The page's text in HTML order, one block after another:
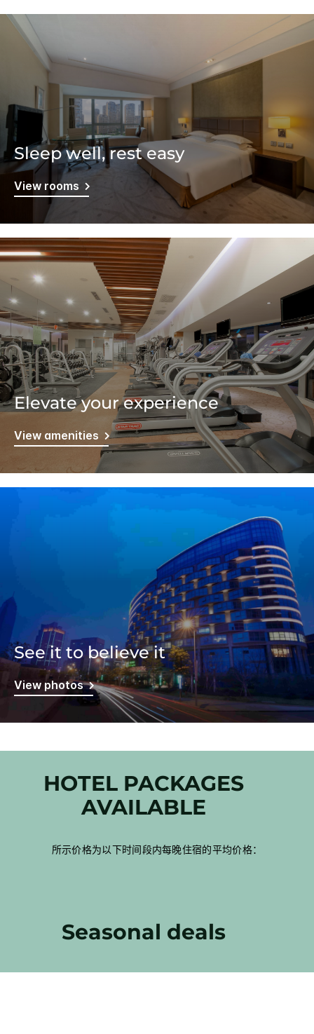
Sleep well, rest easy
View rooms
Elevate your experience
View amenities
See it to believe it
View photos
HOTEL PACKAGES
AVAILABLE
所示价格为以下时间段内每晚住宿的平均价格：
Seasonal deals